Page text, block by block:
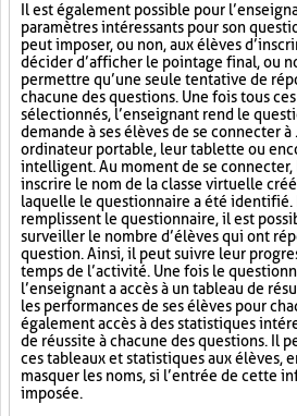
Il est également possible pour
paramètres intéressants pour son
peut imposer, ou non, aux élèves
décider d’afficher le pointage final, ou
permettre qu’une seule tentative de
chacune des questions. Une fois tous
sélectionnés, l’enseignant rend le
demande à ses élèves de se connecter à
ordinateur portable, leur tablette ou
intelligent. Au moment de se
inscrire le nom de la classe virtuelle
laquelle le questionnaire a été identifié.
remplissent le questionnaire, il est
surveiller le nombre d’élèves qui ont
question. Ainsi, il peut suivre leur
temps de l’activité. Une fois le
l’enseignant a accès à un tableau de
les performances de ses élèves pour
également accès à des statistiques
de réussite à chacune des questions. Il
ces tableaux et statistiques aux élèves,
masquer les noms, si l’entrée de cette
imposée.